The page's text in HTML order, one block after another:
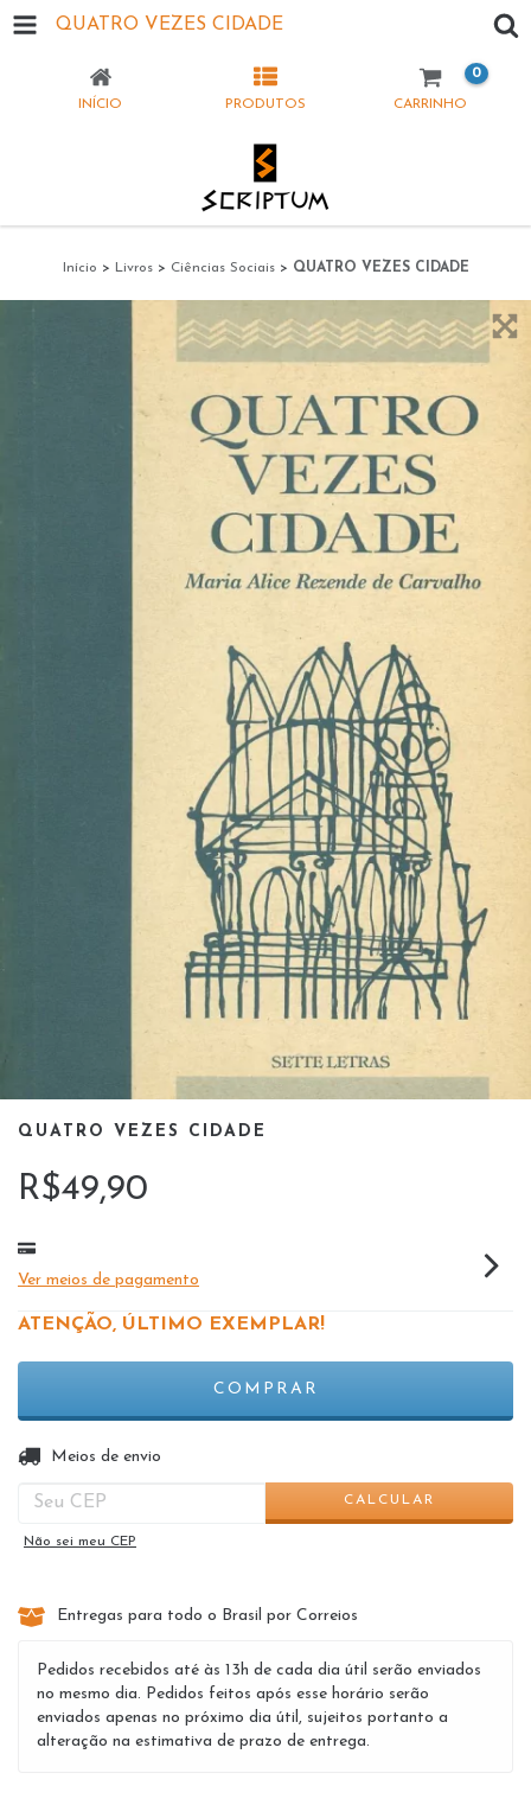
QUATRO VEZES CIDADE
INÍCIO PRODUTOS CARRINHO
0
Início > Livros > Ciências Sociais > QUATRO VEZES CIDADE
QUATRO VEZES CIDADE
R$49,90
Ver meios de pagamento
ATENÇÃO, ÚLTIMO EXEMPLAR!
Entregas para o CEP:
Meios de envio
CALCULAR
Não sei meu CEP
Entregas para todo o Brasil por Correios
Pedidos recebidos até às 13h de cada dia útil serão enviados
no mesmo dia. Pedidos feitos após esse horário serão
enviados apenas no próximo dia útil, sujeitos portanto a
alteração na estimativa de prazo de entrega.